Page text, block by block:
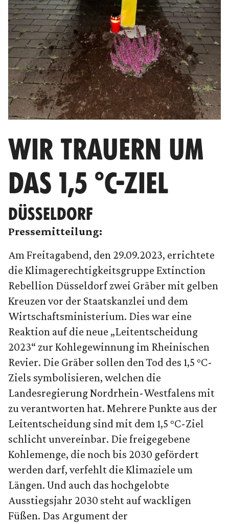
WIR TRAUERN UM
DAS 1,5 °C-ZIEL
DÜSSELDORF
Pressemitteilung:
Am Freitagabend, den 29.09.2023, errichtete
die Klimagerechtigkeitsgruppe Extinction
Rebellion Düsseldorf zwei Gräber mit gelben
Kreuzen vor der Staatskanzlei und dem
Wirtschaftsministerium. Dies war eine
Reaktion auf die neue „Leitentscheidung
2023“ zur Kohlegewinnung im Rheinischen
Revier. Die Gräber sollen den Tod des 1,5 °C-
Ziels symbolisieren, welchen die
Landesregierung Nordrhein-Westfalens mit
zu verantworten hat. Mehrere Punkte aus der
Leitentscheidung sind mit dem 1,5 °C-Ziel
schlicht unvereinbar. Die freigegebene
Kohlemenge, die noch bis 2030 gefördert
werden darf, verfehlt die Klimaziele um
Längen. Und auch das hochgelobte
Ausstiegsjahr 2030 steht auf wackligen
Füßen. Das Argument der